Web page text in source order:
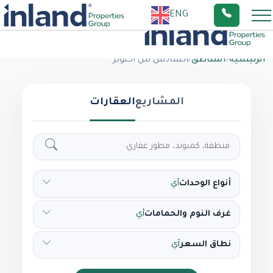
ENG
الرئيسية/المناطق/السادس من أكتوبر
المشاريعالعقارات
أنواع الوحداتأي
غرف النوم والحماماتأي
نطاق السعرأي